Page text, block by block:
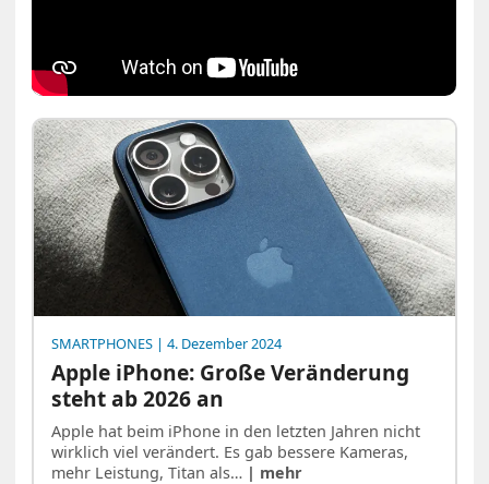
SMARTPHONES | 4. Dezember 2024
Apple iPhone: Große Veränderung
steht ab 2026 an
Apple hat beim iPhone in den letzten Jahren nicht
wirklich viel verändert. Es gab bessere Kameras,
mehr Leistung, Titan als… | mehr